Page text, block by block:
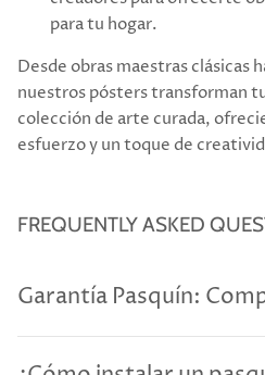
para tu hogar.
Desde obras maestras clásicas
nuestros pósters transforman
colección de arte curada,
esfuerzo y un toque de
FREQUENTLY ASKED
Garantía Pasquín: